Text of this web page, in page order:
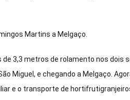
Martins a Melgaço.
3,3 metros de rolamento nos dois
Miguel, e chegando a Melgaço.
e o transporte de